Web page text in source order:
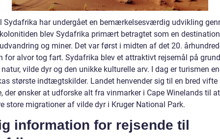
Sydafrika har undergået en bemærkelsesværdig udvikling
blev Sydafrika primært betragtet som en
og miner. Det var først i midten af det 20.
for alvor tog fart. Sydafrika blev et attraktivt rejsemål på
vilde dyr og den unikke kulturelle arv. I dag er turismen
største indtægtskilder. Landet henvender sig til en bred vifte
der ønsker at udforske alt fra vinmarker i Cape Winelands til at
store migrationer af vilde dyr i Kruger National Park.
information for rejsende til